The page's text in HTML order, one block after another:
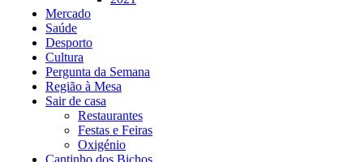
Mercado
Saúde
Desporto
Cultura
Pergunta da Semana
Região à Mesa
Sair de casa
Restaurantes
Festas e Feiras
Oxigénio
Cantinho dos Bichos